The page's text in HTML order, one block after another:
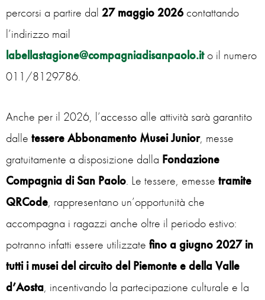
percorsi a partire dal 27 maggio 2026contattando
l’indirizzo mail
labellastagione@compagniadisanpaolo.ito il numero
011/8129786.
Anche per il 2026, l’accesso alle attività sarà garantito
dalle tessere Abbonamento Musei Junior, messe
gratuitamente a disposizione dalla Fondazione
Compagnia di San Paolo. Le tessere, emesse tramite
QRCode, rappresentano un’opportunità che
accompagna i ragazzi anche oltre il periodo estivo:
potranno infatti essere utilizzate fino a giugno 2027 in
tutti i musei del circuito del Piemonte e della Valle
d’Aosta, incentivando la partecipazione culturale e la